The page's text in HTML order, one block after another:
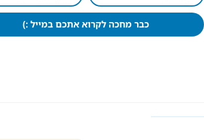
כבר מחכה לקרוא אתכם במייל :)